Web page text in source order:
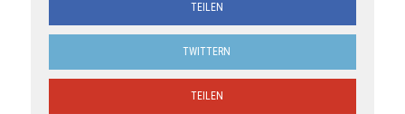
TEILEN
TWITTERN
TEILEN